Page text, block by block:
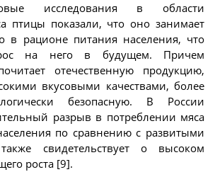
исследования в области
птицы показали, что оно занимает
в рационе питания населения, что
на него в будущем. Причем
отечественную продукцию,
вкусовыми качествами, более
безопасную. В России
разрыв в потреблении мяса
по сравнению с развитыми
свидетельствует о высоком
роста [9].